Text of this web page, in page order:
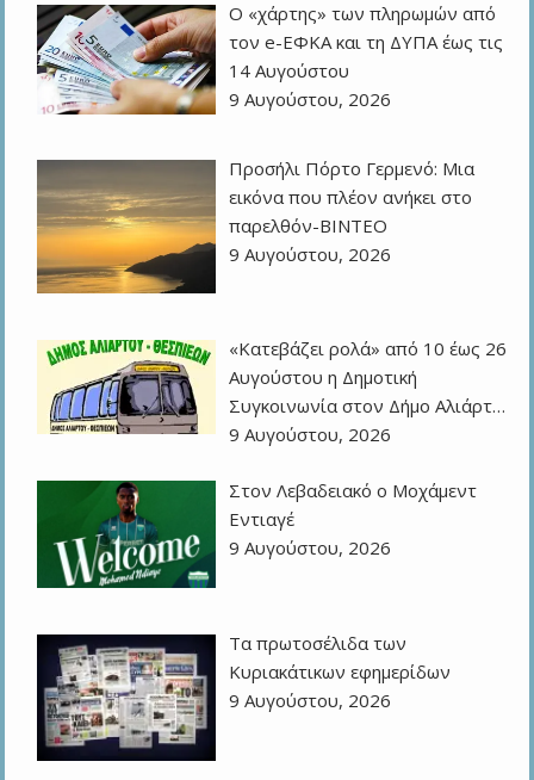
Ο «χάρτης» των πληρωμών από
τον e-ΕΦΚΑ και τη ΔΥΠΑ έως τις
14 Αυγούστου
9 Αυγούστου, 2026
Προσήλι Πόρτο Γερμενό: Μια
εικόνα που πλέον ανήκει στο
παρελθόν-ΒΙΝΤΕΟ
9 Αυγούστου, 2026
«Κατεβάζει ρολά» από 10 έως 26
Αυγούστου η Δημοτική
Συγκοινωνία στον Δήμο Αλιάρτ…
9 Αυγούστου, 2026
Στον Λεβαδειακό ο Μοχάμεντ
Εντιαγέ
9 Αυγούστου, 2026
Τα πρωτοσέλιδα των
Kυριακάτικων εφημερίδων
9 Αυγούστου, 2026